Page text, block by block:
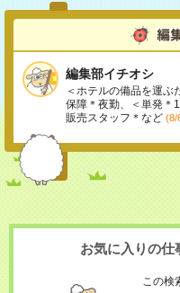
編集部イチオシ
＜ホテルの備品を運ぶ
保障＊夜勤、＜単発＊
販売スタッフ＊など (8/
お気に入りの仕
この検